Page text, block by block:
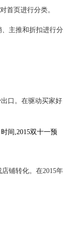
首页进行分类。
主推和折扣进行分
口。在驱动买家好
间,2015双十一预
铺转化。在2015年